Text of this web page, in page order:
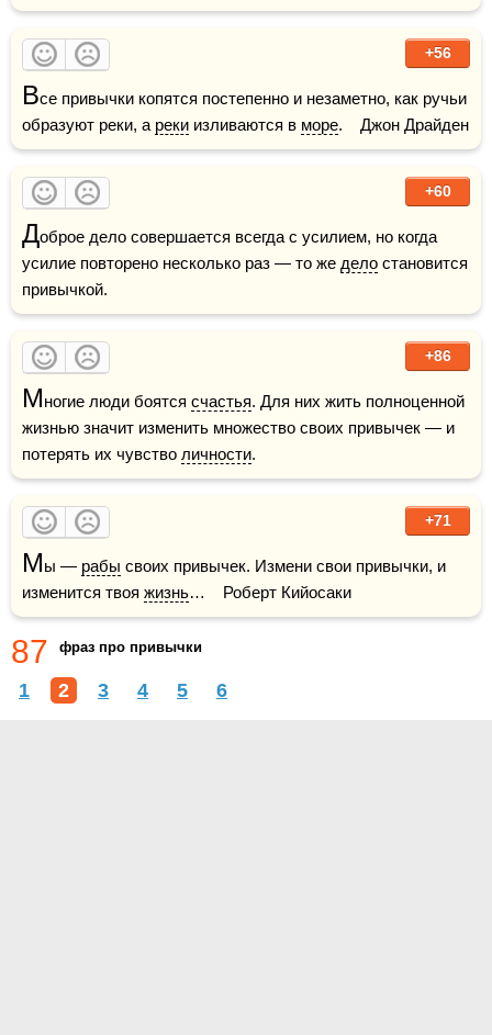
+56
Все привычки копятся постепенно и незаметно, как ручьи
образуют реки, а реки изливаются в море.    Джон Драйден
+60
Доброе дело совершается всегда с усилием, но когда
усилие повторено несколько раз — то же дело становит­ся
привычкой.
+86
Многие люди боятся счастья. Для них жить полноценной
жизнью значит изменить множество своих привычек — и
потерять их чувство личности.
+71
Мы — рабы своих привычек. Измени свои привычки, и
изменится твоя жизнь…    Роберт Кийосаки
87 фраз про привычки
1 2 3 4 5 6